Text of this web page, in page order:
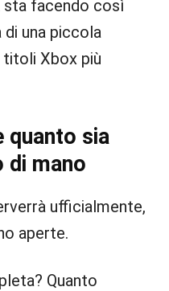
facendo così
una piccola
titoli Xbox più
quanto sia
di mano
ufficialmente,
aperte.
Quanto